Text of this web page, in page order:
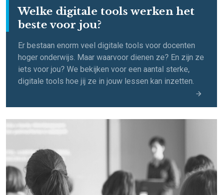
Welke digitale tools werken het
beste voor jou?
Er bestaan enorm veel digitale tools voor docenten
hoger onderwijs. Maar waarvoor dienen ze? En zijn ze
iets voor jou? We bekijken voor een aantal sterke,
digitale tools hoe jij ze in jouw lessen kan inzetten.